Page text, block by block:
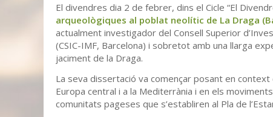
El divendres dia 2 de febrer, dins el Cicle “El
arqueològiques al poblat neolític de La Draga
actualment investigador del Consell Superior
(CSIC-IMF, Barcelona) i sobretot amb una llarga
jaciment de la Draga.
La seva dissertació va començar posant en
Europa central i a la Mediterrània i en els
comunitats pageses que s’establiren al Pla de